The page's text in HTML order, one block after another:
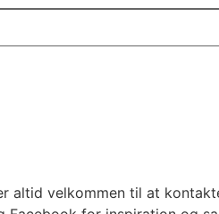
altid velkommen til at